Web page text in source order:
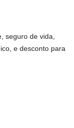
seguro de vida,
e desconto para